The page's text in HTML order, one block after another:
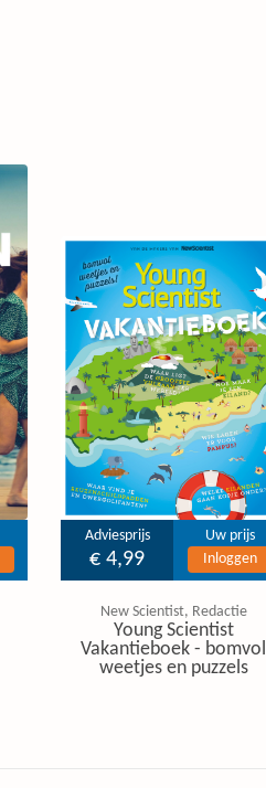
Adviesprijs
€ 4,99
Uw prijs
Inloggen
New Scientist, Redactie
Young Scientist
Vakantieboek - bomvol
weetjes en puzzels